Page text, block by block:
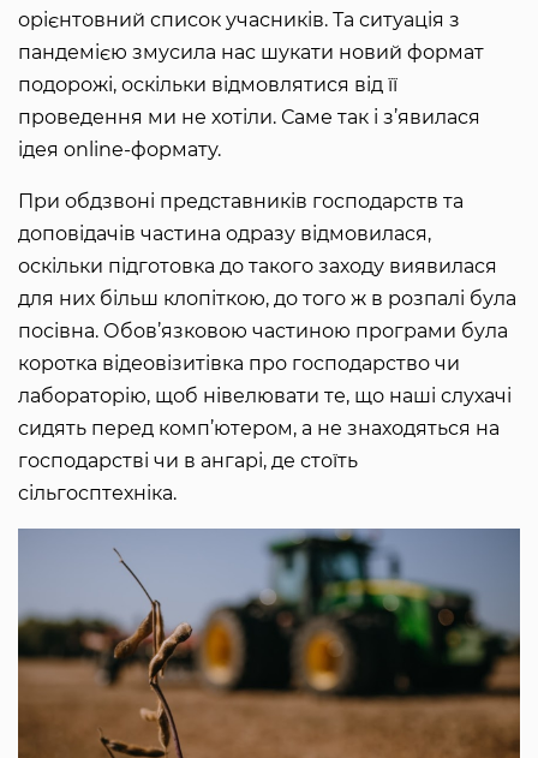
орієнтовний список учасників. Та ситуація з
пандемією змусила нас шукати новий формат
подорожі, оскільки відмовлятися від її
проведення ми не хотіли. Саме так і з’явилася
ідея online-формату.
При обдзвоні представників господарств та
доповідачів частина одразу відмовилася,
оскільки підготовка до такого заходу виявилася
для них більш клопіткою, до того ж в розпалі була
посівна. Обов’язковою частиною програми була
коротка відеовізитівка про господарство чи
лабораторію, щоб нівелювати те, що наші слухачі
сидять перед комп’ютером, а не знаходяться на
господарстві чи в ангарі, де стоїть
сільгосптехніка.